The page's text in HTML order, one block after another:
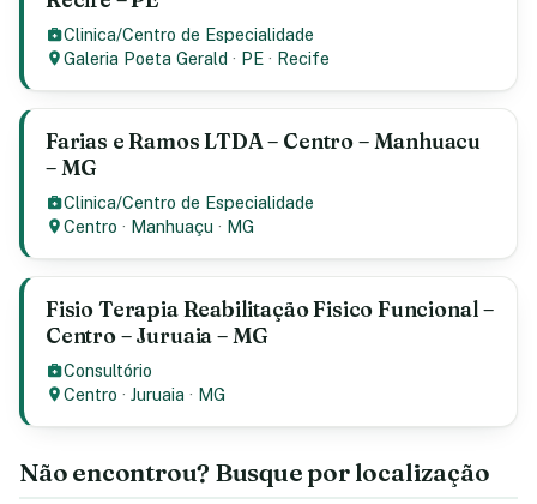
Clinica/Centro de Especialidade
Galeria Poeta Gerald · PE · Recife
Farias e Ramos LTDA – Centro – Manhuacu
– MG
Clinica/Centro de Especialidade
Centro · Manhuaçu · MG
Fisio Terapia Reabilitação Fisico Funcional –
Centro – Juruaia – MG
Consultório
Centro ·Juruaia · MG
Não encontrou? Busque por localização